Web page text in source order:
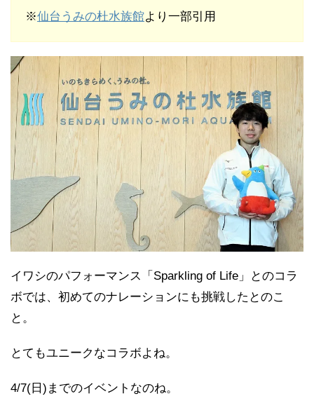
※仙台うみの杜水族館より一部引用
イワシのパフォーマンス「Sparkling of Life」とのコラ
ボでは、初めてのナレーションにも挑戦したとのこ
と。
とてもユニークなコラボよね。
4/7(日)までのイベントなのね。